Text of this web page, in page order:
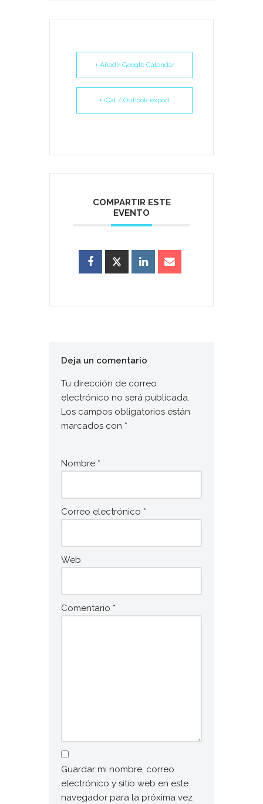
+ Añadir Google Calendar
+ iCal / Outlook export
COMPARTIR ESTE
EVENTO
Deja un comentario
Tu dirección de correo
electrónico no será publicada.
Los campos obligatorios están
marcados con *
Nombre *
Correo electrónico *
Web
Comentario *
Guardar mi nombre, correo
electrónico y sitio web en este
navegador para la próxima vez